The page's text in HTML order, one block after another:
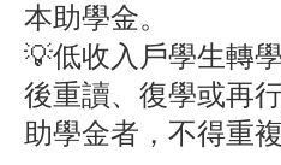
本助學金。
💡低收入戶學生轉
後重讀、復學或再
助學金者，不得重複